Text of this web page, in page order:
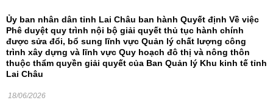
Ủy ban nhân dân tỉnh Lai Châu ban hành Quyết định Về việc
Phê duyệt quy trình nội bộ giải quyết thủ tục hành chính
được sửa đổi, bổ sung lĩnh vực Quản lý chất lượng công
trình xây dựng và lĩnh vực Quy hoạch đô thị và nông thôn
thuộc thẩm quyền giải quyết của Ban Quản lý Khu kinh tế tỉnh
Lai Châu
18/06/2026